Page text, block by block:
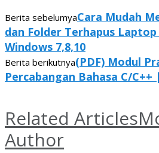
Berita sebelumyaCara Mudah
dan Folder Terhapus
Windows 7,8,10
Berita berikutnya(PDF) Modul
Percabangan Bahasa C/
Related Articles
Author